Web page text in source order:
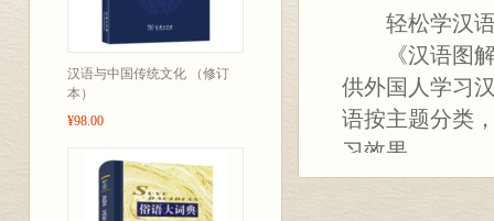
汉语与中国传统文化 （修订
本）
¥98.00
轻松学汉
《汉语图解
供外国人学习
语按主题分类
习效果。
本词典的15个